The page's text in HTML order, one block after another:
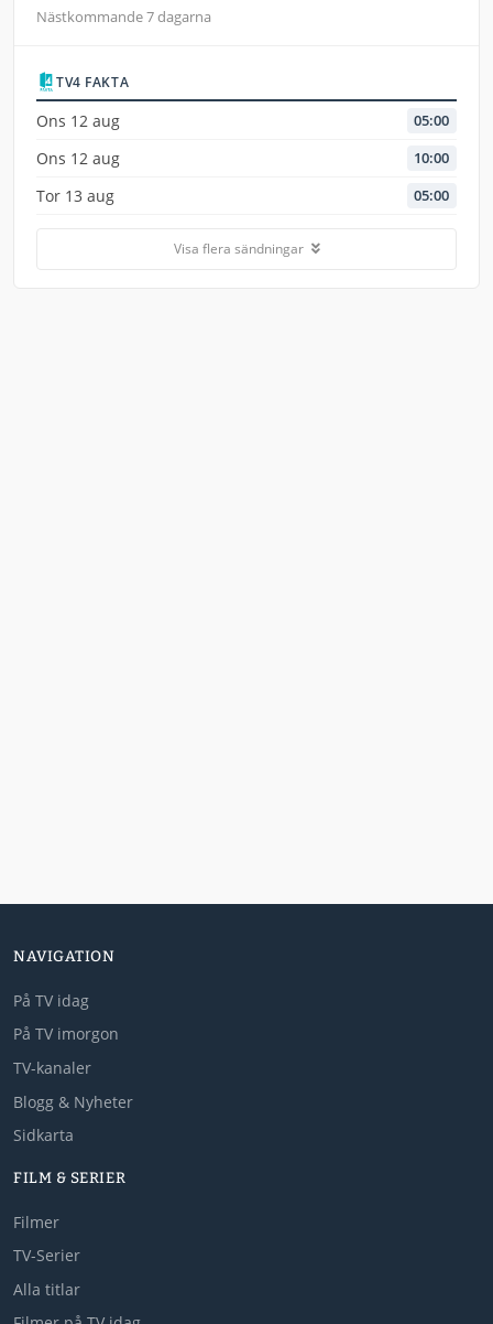
Nästkommande 7 dagarna
TV4 FAKTA
Ons 12 aug 05:00
Ons 12 aug 10:00
Tor 13 aug 05:00
Visa flera sändningar
NAVIGATION
På TV idag
På TV imorgon
TV-kanaler
Blogg & Nyheter
Sidkarta
FILM & SERIER
Filmer
TV-Serier
Alla titlar